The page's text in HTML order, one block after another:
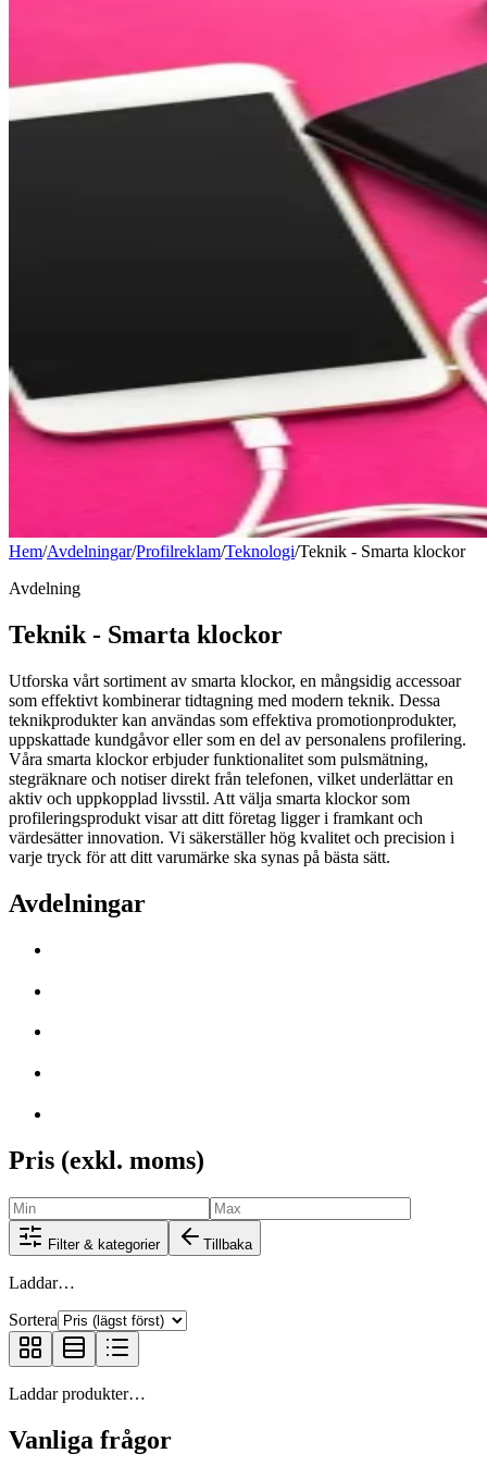
Hem/Avdelningar/Profilreklam/Teknologi/Teknik - Smarta klockor
Avdelning
Teknik - Smarta klockor
Utforska vårt sortiment av smarta klockor, en mångsidig accessoar
som effektivt kombinerar tidtagning med modern teknik. Dessa
teknikprodukter kan användas som effektiva promotionprodukter,
uppskattade kundgåvor eller som en del av personalens profilering.
Våra smarta klockor erbjuder funktionalitet som pulsmätning,
stegräknare och notiser direkt från telefonen, vilket underlättar en
aktiv och uppkopplad livsstil. Att välja smarta klockor som
profileringsprodukt visar att ditt företag ligger i framkant och
värdesätter innovation. Vi säkerställer hög kvalitet och precision i
varje tryck för att ditt varumärke ska synas på bästa sätt.
Avdelningar
Pris (exkl. moms)
Filter & kategorier Tillbaka
Laddar…
Sortera
Laddar produkter…
Vanliga frågor